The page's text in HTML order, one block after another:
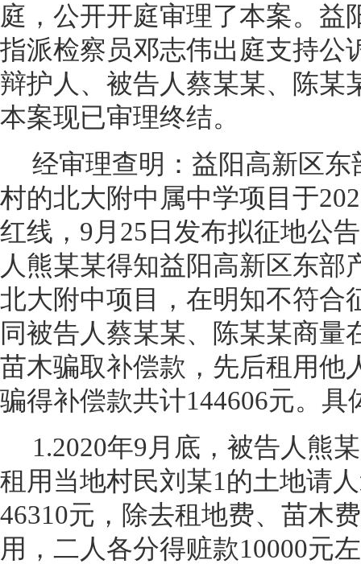
庭，公开开庭审理了本案。益
指派检察员邓志伟出庭支持公
辩护人、被告人蔡某某、陈某
本案现已审理终结。
经审理查明：益阳高新区
村的北大附中属中学项目于
红线，9月25日发布拟征地公
人熊某某得知益阳高新区东部
北大附中项目，在明知不符合
同被告人蔡某某、陈某某商量
苗木骗取补偿款，先后租用他
骗得补偿款共计144606元。具
1.2020年9月底，被告人熊
租用当地村民刘某1的土地请
46310元，除去租地费、苗木
用，二人各分得赃款10000元